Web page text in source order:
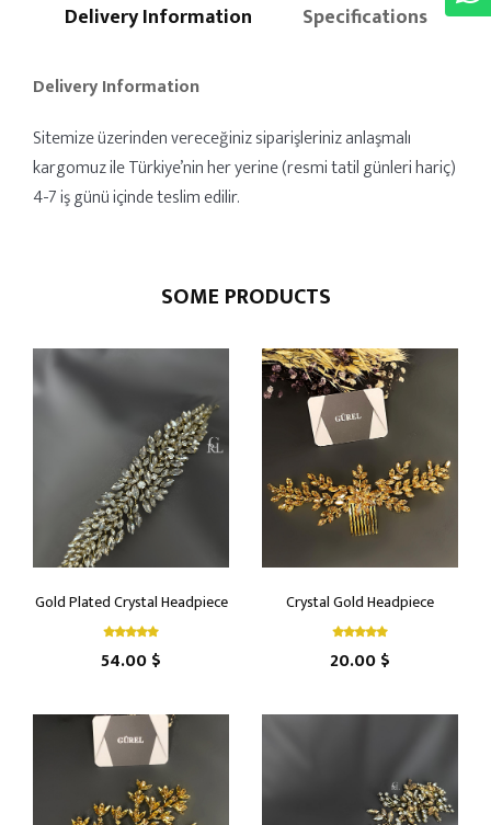
Delivery Information Specifications
Delivery Information
Sitemize üzerinden vereceğiniz siparişleriniz anlaşmalı
kargomuz ile Türkiye’nin her yerine (resmi tatil günleri hariç)
4-7 iş günü içinde teslim edilir.
SOME PRODUCTS
Gold Plated Crystal Headpiece
54.00 $
Crystal Gold Headpiece
20.00 $